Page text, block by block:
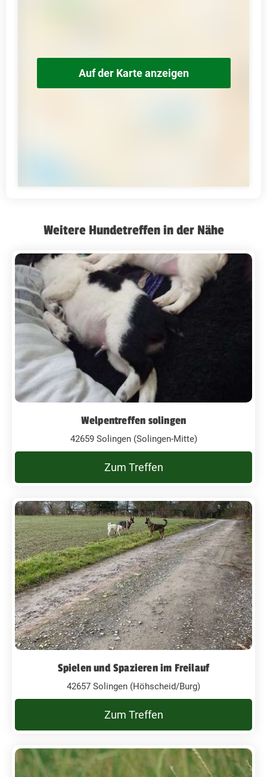
Auf der Karte anzeigen
Weitere Hundetreffen in der Nähe
Welpentreffen solingen
42659 Solingen (Solingen-Mitte)
Zum Treffen
Spielen und Spazieren im Freilauf
42657 Solingen (Höhscheid/Burg)
Zum Treffen